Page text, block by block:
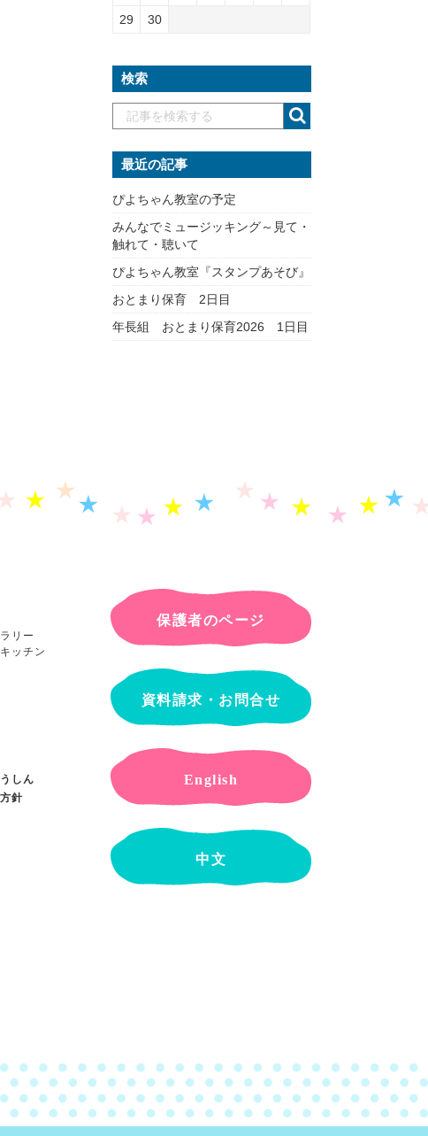
29
30
検索
最近の記事
ぴよちゃん教室の予定
みんなでミュージッキング～見て・
触れて・聴いて
ぴよちゃん教室『スタンプあそび』
おとまり保育 2日目
年長組 おとまり保育2026 1日目
リー
ッチン
しん
針
保護者のページ
資料請求・お問合せ
English
中文